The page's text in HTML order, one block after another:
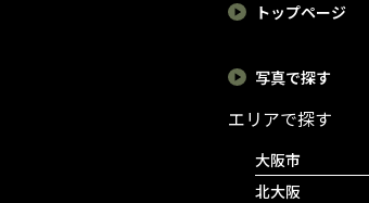
トップページ
写真で探す
エリアで探す
大阪市
北大阪